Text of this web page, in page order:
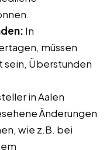
In
müssen
sein, Überstunden
in Aalen
Änderungen
wie z.B. bei